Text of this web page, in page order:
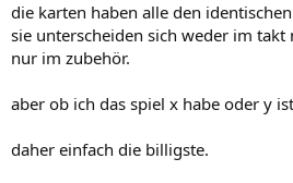
die karten haben alle den
sie unterscheiden sich weder im takt
nur im zubehör.
aber ob ich das spiel x habe oder y
daher einfach die billigste.